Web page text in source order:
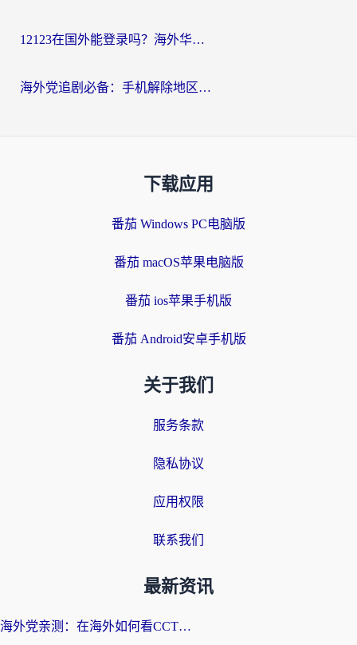
12123在国外能登录吗？海外华人必看的回国加速实用指南
海外党追剧必备：手机解除地区限制app怎么选？解决央视视频&国内剧地区限制全指南
下载应用
番茄 Windows PC电脑版
番茄 macOS苹果电脑版
番茄 ios苹果手机版
番茄 Android安卓手机版
关于我们
服务条款
隐私协议
应用权限
联系我们
最新资讯
海外党亲测：在海外如何看CCTV？告别“仅限大陆播放”的实用指南